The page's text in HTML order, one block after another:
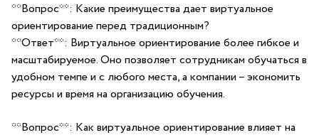
**Вопрос**: Какие преимущества дает​ виртуальное
ориентирование перед традиционным?
**Ответ**: Виртуальное ориентирование более гибкое и
масштабируемое. ⁤Оно позволяет сотрудникам обучаться в
удобном темпе и с‌ любого места, а компании – экономить⁢
ресурсы и время‌ на организацию обучения.
**Вопрос**: Как виртуальное ориентирование влияет на